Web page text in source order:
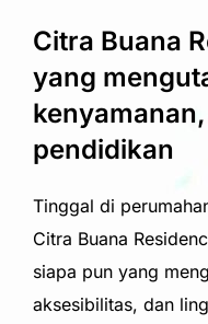
Citra Buana
yang
pendidikan
Tinggal di
Citra Buana
siapa pun yang
aksesibilitas, dan